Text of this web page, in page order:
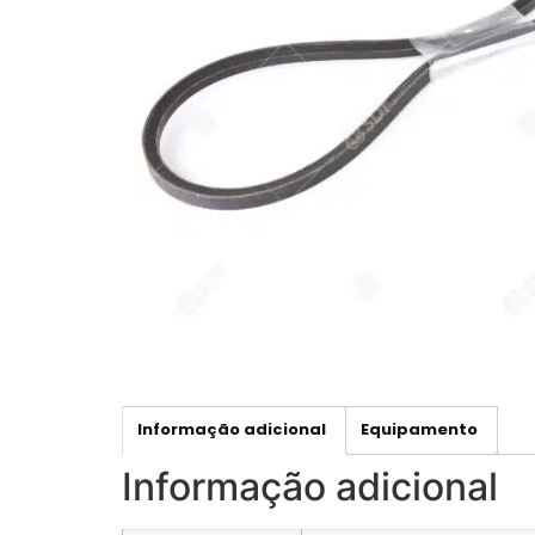
Informação adicional Equipamento
Informação adicional